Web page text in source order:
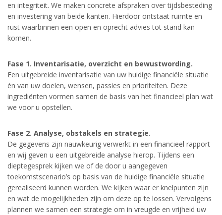
en integriteit. We maken concrete afspraken over tijdsbesteding
en investering van beide kanten. Hierdoor ontstaat ruimte en
rust waarbinnen een open en oprecht advies tot stand kan
komen.
Fase 1. Inventarisatie, overzicht en bewustwording.
Een uitgebreide inventarisatie van uw huidige financiële situatie
én van uw doelen, wensen, passies en prioriteiten. Deze
ingrediënten vormen samen de basis van het financieel plan wat
we voor u opstellen.
Fase 2. Analyse, obstakels en strategie.
De gegevens zijn nauwkeurig verwerkt in een financieel rapport
en wij geven u een uitgebreide analyse hierop. Tijdens een
dieptegesprek kijken we of de door u aangegeven
toekomstscenario’s op basis van de huidige financiële situatie
gerealiseerd kunnen worden. We kijken waar er knelpunten zijn
en wat de mogelijkheden zijn om deze op te lossen. Vervolgens
plannen we samen een strategie om in vreugde en vrijheid uw